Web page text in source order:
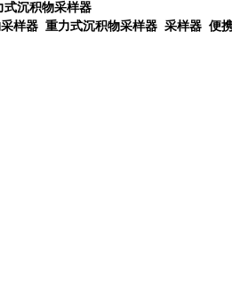
式沉积物采样器
样器 重力式沉积物采样器 采样器 便